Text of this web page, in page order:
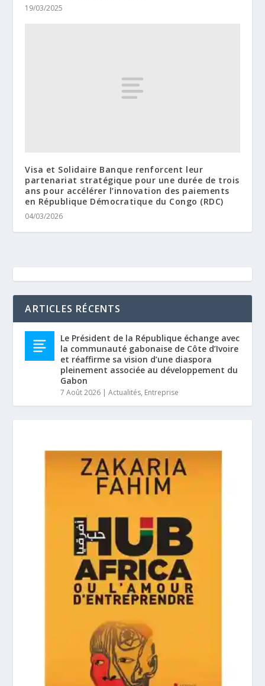
19/03/2025
Visa et Solidaire Banque renforcent leur
partenariat stratégique pour une durée de trois
ans pour accélérer l’innovation des paiements
en République Démocratique du Congo (RDC)
04/03/2026
ARTICLES RÉCENTS
Le Président de la République échange avec
la communauté gabonaise de Côte d’Ivoire
et réaffirme sa vision d’une diaspora
pleinement associée au développement du
Gabon
7 Août 2026 |Actualités, Entreprise